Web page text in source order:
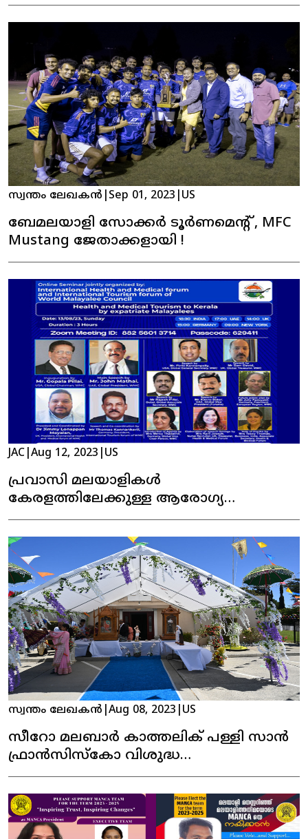
കെങ്കേമമായി ആഘോഷിച്ചു.
സ്വന്തം ലേഖകൻ Sep 01, 2023 US
ബേമലയാളി സോക്കർ ടൂർണമെന്റ് , MFC
Mustang ജേതാക്കളായി !
JAC Aug 12, 2023 US
പ്രവാസി മലയാളികൾ
കേരളത്തിലേക്കുള്ള ആരോഗ്യ
മെഡിക്കൽ ടൂറിസം
സ്വന്തം ലേഖകൻ Aug 08, 2023 US
സീറോ മലബാർ കാത്തലിക് പള്ളി സാൻ
ഫ്രാൻസിസ്കോ വിശുദ്ധ
തോമാശ്ലീഹായുടെ തിരുനാൾ